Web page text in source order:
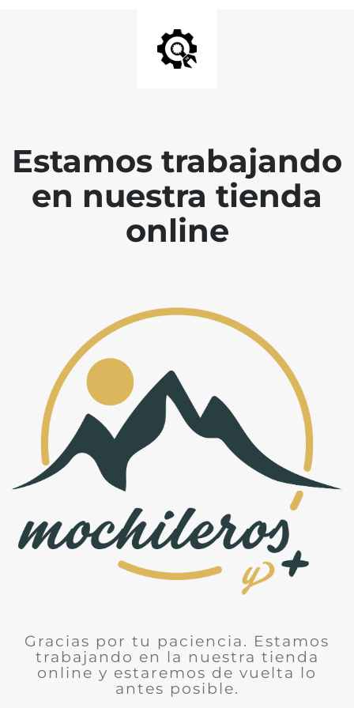
Estamos trabajando
en nuestra tienda
online
Gracias por tu paciencia. Estamos
trabajando en la nuestra tienda
online y estaremos de vuelta lo
antes posible.